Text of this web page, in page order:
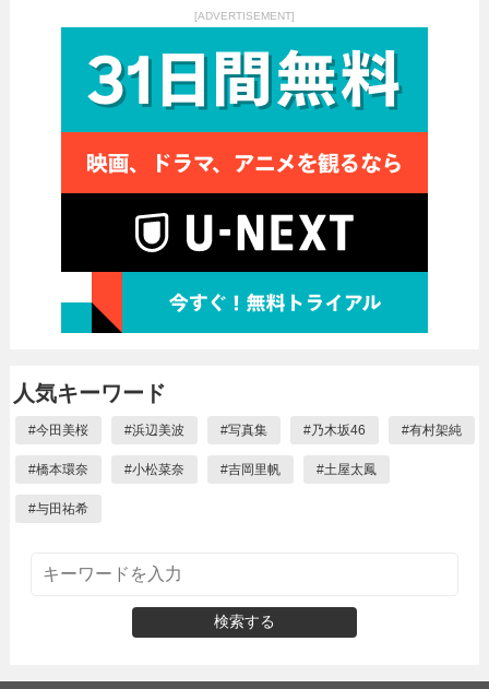
[ADVERTISEMENT]
人気キーワード
#今田美桜 #浜辺美波 #写真集 #乃木坂46 #有村架純
#橋本環奈 #小松菜奈 #吉岡里帆 #土屋太鳳
#与田祐希
検索する